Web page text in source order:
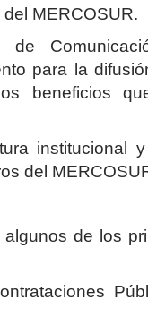
MERCOSUR.
para la
beneficios
institucional
del
de los